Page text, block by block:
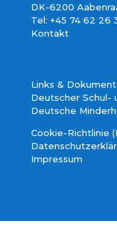
DK-6200
Tel: +45 74 62 26
Kontakt
Links &
Deutscher Schul-
Deutsche
Cookie-Richtlinie
Impressum